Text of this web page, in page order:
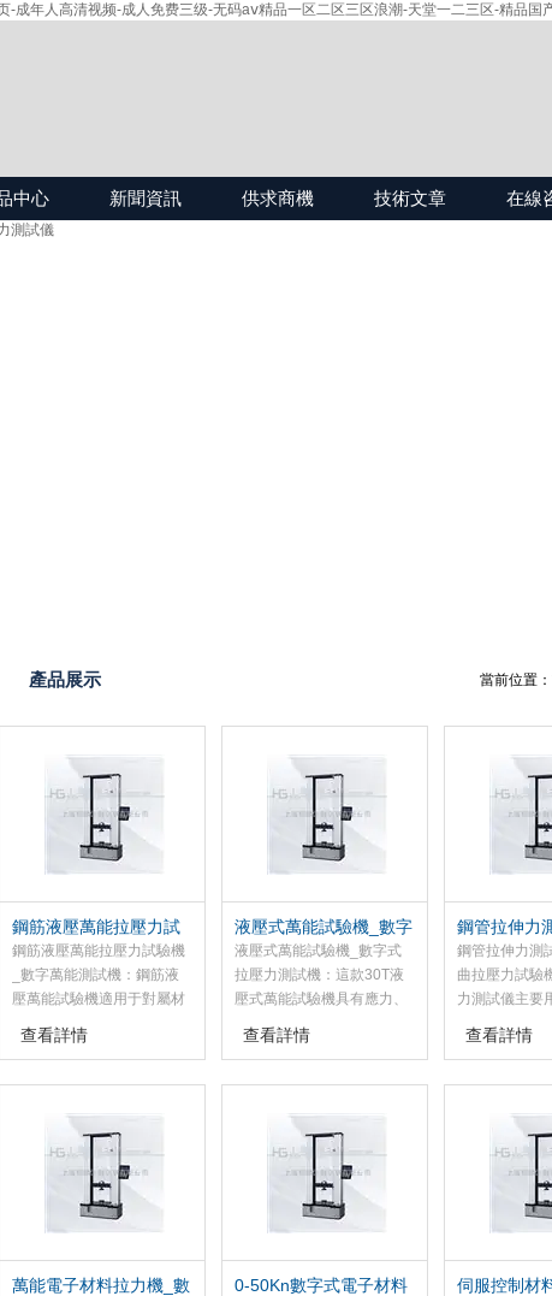
成年人高清视频-成人免费三级-无码aⅴ精品一区二区三区浪潮-天堂一二三区-精品国
中心 新聞資訊 供求商機 技術文章 在線
產品展示 當前位置：
鋼筋液壓萬能拉壓力試
驗機_數字萬能測試機
鋼筋液壓萬能拉壓力試驗機
_數字萬能測試機：鋼筋液
壓萬能試驗機適用于對屬材
料、非屬材料及復合材料的
力學的測試以及工藝的分析
切、剝離、破、疲勞等試
驗。可自動求取試驗力值、
斷裂力值、伸長率、抗拉強
度、屈服強度、抗壓強度、
彈性模量、剪切強度、強
查看詳情
液壓式萬能試驗機_數字
式拉壓力測試機
液壓式萬能試驗機_數字式
拉壓力測試機：這款30T液
壓式萬能試驗機具有應力、
應變、荷重、位移四種閉環
控制方式，可求出較大力、
率、屈服強度等參數。并能
對試驗數據曲線進行疊加分
析處理、存儲、打印、繪制
曲線，打印完整報告單，進
行工藝調整與生產控制。
查看詳情
鋼管拉伸力
彎曲拉壓力
鋼管拉伸力測
曲拉壓力試驗
力測試儀主要
膠、塑料、纖
織物、電線、
離、、摩擦等
新一代綠色電
相結合的材料
采用微機閉環
好準確的加載
控制有較高的
查看詳情
萬能電子材料拉力機_數
0-50Kn數字式電子材料
伺服控制材